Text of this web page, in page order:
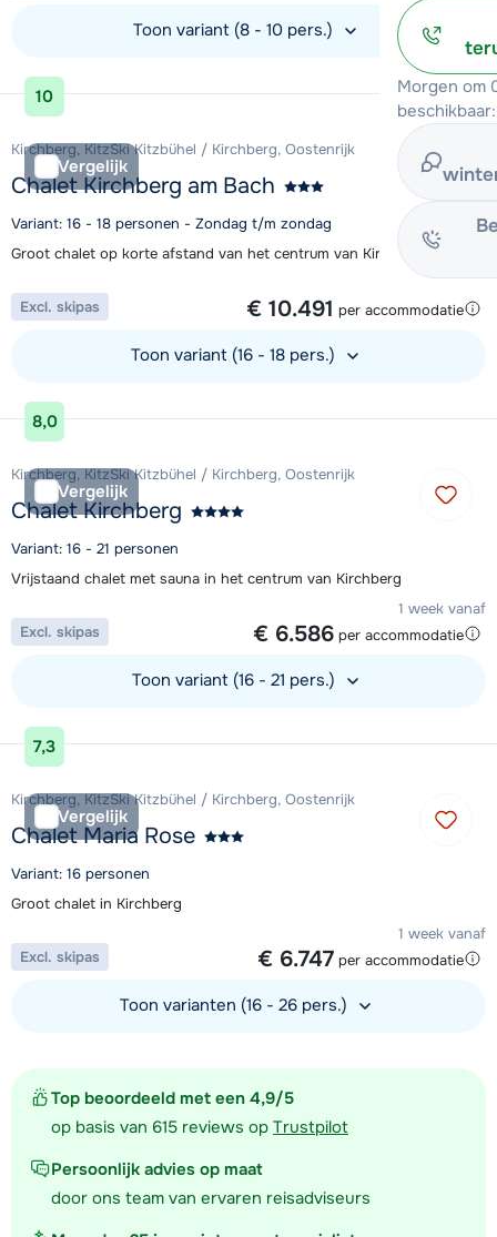
Morgen om
beschikbaar:
Top beoordeeld met een 4,9/5
op basis van 615 reviews op Trustpilot
Persoonlijk advies op maat
door ons team van ervaren reisadviseurs
Toon variant (8 - 10 pers.)
Bekijk accommodatie
10
Vergelijk
Kirchberg, KitzSki Kitzbühel / Kirchberg, Oostenrijk
Chalet Kirchberg am Bach
Variant: 16 - 18 personen - Zondag t/m zondag
Groot chalet op korte afstand van het centrum van Kirchberg
1 week vanaf
€ 10.491 per accommodatie
Excl. skipas
Toon variant (16 - 18 pers.)
Bekijk accommodatie
8,0
Vergelijk
Kirchberg, KitzSki Kitzbühel / Kirchberg, Oostenrijk
Chalet Kirchberg
Variant: 16 - 21 personen
Vrijstaand chalet met sauna in het centrum van Kirchberg
1 week vanaf
€ 6.586 per accommodatie
Excl. skipas
Toon variant (16 - 21 pers.)
Bekijk accommodatie
7,3
Vergelijk
Kirchberg, KitzSki Kitzbühel / Kirchberg, Oostenrijk
Chalet Maria Rose
Variant: 16 personen
Groot chalet in Kirchberg
1 week vanaf
€ 6.747 per accommodatie
Excl. skipas
Toon varianten (16 - 26 pers.)